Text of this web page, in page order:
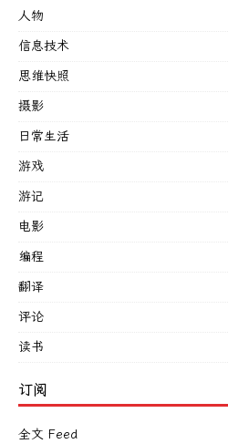
人物
信息技术
思维快照
摄影
日常生活
游戏
游记
电影
编程
翻译
评论
读书
订阅
全文 Feed